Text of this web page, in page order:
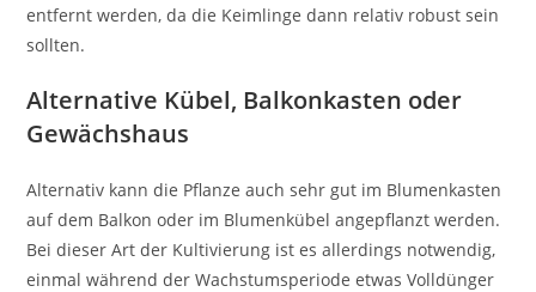
entfernt werden, da die Keimlinge dann relativ robust sein
sollten.
Alternative Kübel, Balkonkasten oder
Gewächshaus
Alternativ kann die Pflanze auch sehr gut im Blumenkasten
auf dem Balkon oder im Blumenkübel angepflanzt werden.
Bei dieser Art der Kultivierung ist es allerdings notwendig,
einmal während der Wachstumsperiode etwas Volldünger